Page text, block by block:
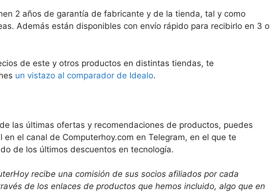
2 años de garantía de fabricante y de la tienda, tal y como
Además están disponibles con envío rápido para recibirlo en 3 o
de este y otros productos en distintas tiendas, te
un vistazo al comparador de Idealo.
las últimas ofertas y recomendaciones de productos, puedes
en el canal de Computerhoy.com en Telegram, en el que te
de los últimos descuentos en tecnología.
recibe una comisión de sus socios afiliados por cada
de los enlaces de productos que hemos incluido, algo que en